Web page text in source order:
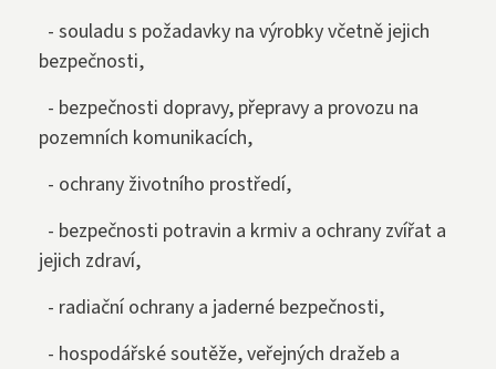
- souladu s požadavky na výrobky včetně jejich
bezpečnosti,
- bezpečnosti dopravy, přepravy a provozu na
pozemních komunikacích,
- ochrany životního prostředí,
- bezpečnosti potravin a krmiv a ochrany zvířat a
jejich zdraví,
- radiační ochrany a jaderné bezpečnosti,
- hospodářské soutěže, veřejných dražeb a